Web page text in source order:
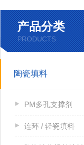
产品分类
PRODUCTS
陶瓷填料
PM多孔支撑剂
连环 / 轻瓷填料